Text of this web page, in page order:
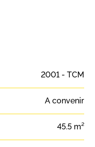
2001 - TCM
A convenir
45.5 m²